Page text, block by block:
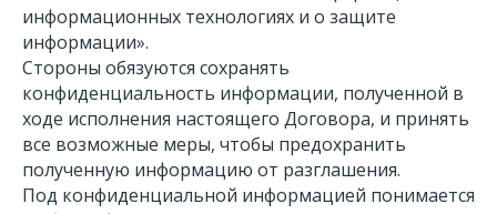
информационных технологиях и о защите
информации».
Стороны обязуются сохранять
конфиденциальность информации, полученной в
ходе исполнения настоящего Договора, и принять
все возможные меры, чтобы предохранить
полученную информацию от разглашения.
Под конфиденциальной информацией понимается